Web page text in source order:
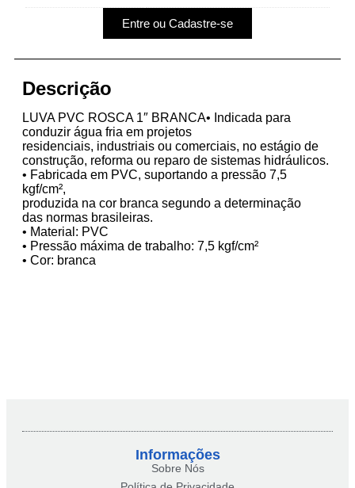
Entre ou Cadastre-se
Descrição
LUVA PVC ROSCA 1″ BRANCA• Indicada para
conduzir água fria em projetos
residenciais, industriais ou comerciais, no estágio de
construção, reforma ou reparo de sistemas hidráulicos.
• Fabricada em PVC, suportando a pressão 7,5
kgf/cm²,
produzida na cor branca segundo a determinação
das normas brasileiras.
• Material: PVC
• Pressão máxima de trabalho: 7,5 kgf/cm²
• Cor: branca
Informações
Sobre Nós